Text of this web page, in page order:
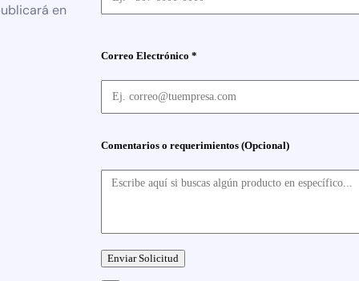
en
Correo Electrónico *
Comentarios o requerimientos (Opcional)